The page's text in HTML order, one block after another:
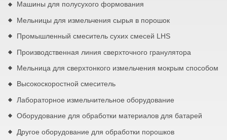
Машины для полусухого формования
Мельницы для измельчения сырья в порошок
Промышленный смеситель сухих смесей LHS
Производственная линия сверхточного гранулятора
Мельница для сверхтонкого измельчения мокрым способом
Высокоскоростной смеситель
Лабораторное измельчительное оборудование
Оборудование для обработки материалов для батарей
Другое оборудование для обработки порошков